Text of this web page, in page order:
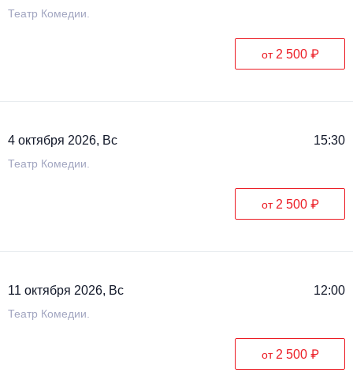
Театр Комедии.
от 2 500 ₽
4 октября 2026, Вс 15:30
Театр Комедии.
от 2 500 ₽
11 октября 2026, Вс 12:00
Театр Комедии.
от 2 500 ₽